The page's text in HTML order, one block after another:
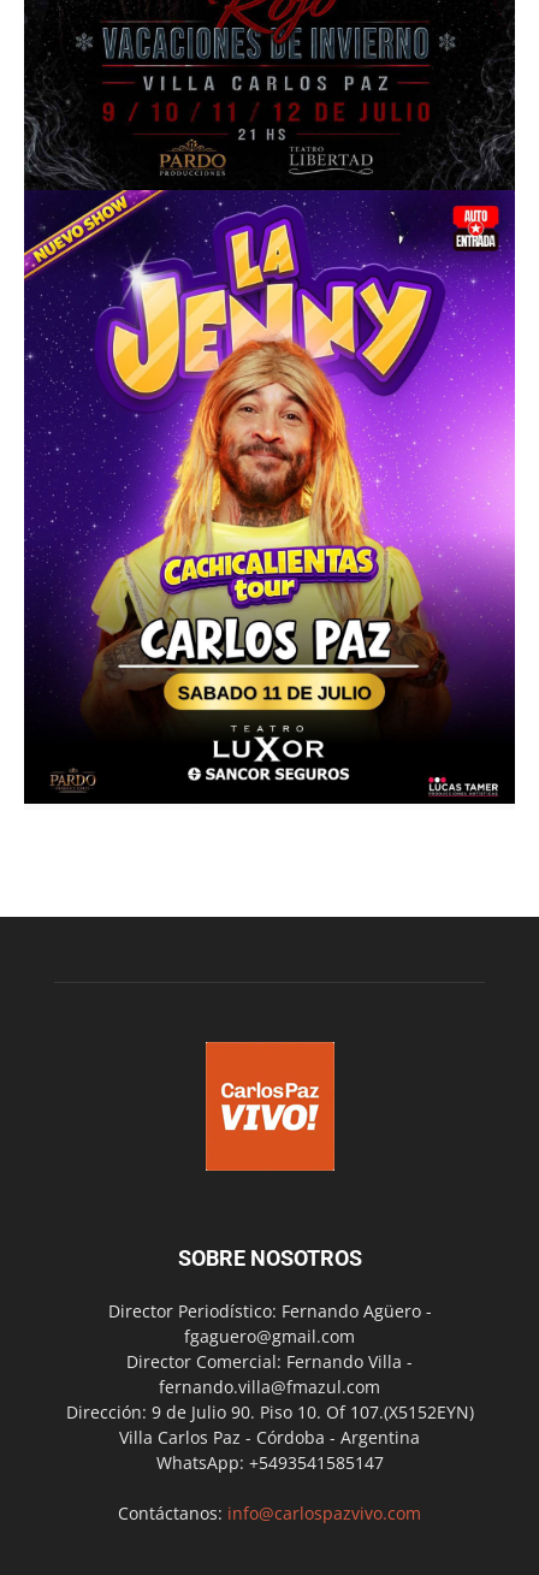
SOBRE NOSOTROS
Director Periodístico: Fernando Agüero -
fgaguero@gmail.com
Director Comercial: Fernando Villa -
fernando.villa@fmazul.com
Dirección: 9 de Julio 90. Piso 10. Of 107.(X5152EYN)
Villa Carlos Paz - Córdoba - Argentina
WhatsApp: +5493541585147
Contáctanos: info@carlospazvivo.com